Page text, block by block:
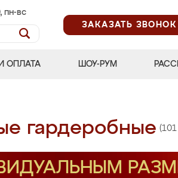
пн-вс
ЗАКАЗАТЬ ЗВОНОК
ОПЛАТА ШОУ-РУМ
гардеробные (101